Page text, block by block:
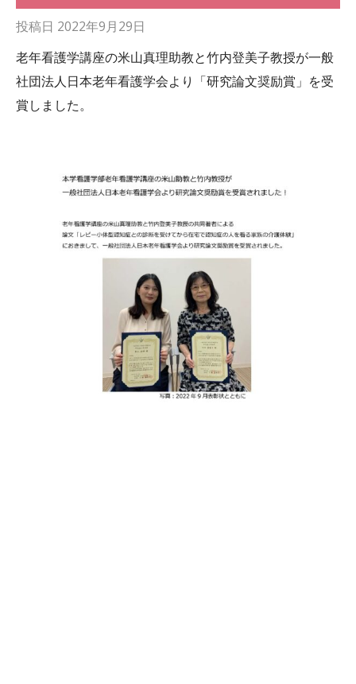
投稿日 2022年9月29日
老年看護学講座の米山真理助教と竹内登美子教授が一般
社団法人日本老年看護学会より「研究論文奨励賞」を受
賞しました。